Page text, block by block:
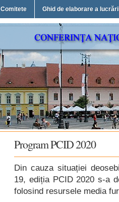
Comitete Ghid de elaborare a
Program PCID 2020
Din cauza situației
19, ediția PCID 2020 s-a
folosind resursele media